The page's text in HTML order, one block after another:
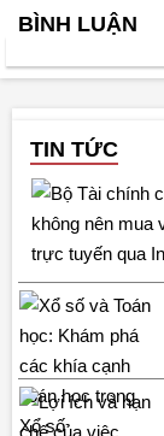
BÌNH LUẬN
TIN TỨC